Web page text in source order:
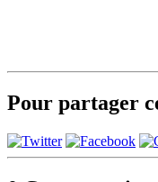
Pour partager